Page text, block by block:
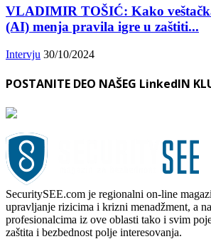
VLADIMIR TOŠIĆ: Kako
(AI) menja pravila igre u zaštiti...
Intervju 30/10/2024
POSTANITE DEO NAŠEG LinkedIN
SecuritySEE.com je regionalni on-line
upravljanje rizicima i krizni menadžment, a
profesionalcima iz ove oblasti tako i svim
zaštita i bezbednost polje interesovanja.